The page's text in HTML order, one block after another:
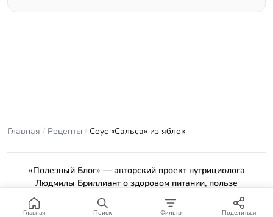
Главная / Рецепты / Соус «Сальса» из яблок
«Полезный Блог» — авторский проект нутрициолога
Людмилы Бриллиант о здоровом питании, пользе
продуктов и проверенных рецептах.
Материалы сайта носят ознакомительный характер и не
Главная Поиск Фильтр Поделиться